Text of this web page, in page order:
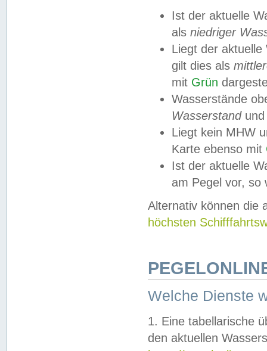
Ist der aktuelle
als niedriger
Liegt der
gilt dies als
mit Grün
Wasserstände
Wasserstandund
Liegt kein MHW
Karte ebenso mit
Ist der aktuelle
am Pegel vor,
Alternativ können die
höchsten
Welche Dienste
1. Eine tabellarische
den aktuellen